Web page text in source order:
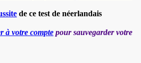
de ce test de néerlandais
à votre compte pour sauvegarder votre